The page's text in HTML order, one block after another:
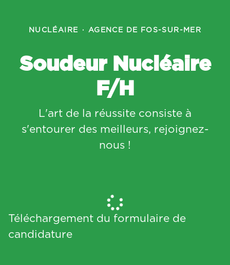
NUCLÉAIRE · AGENCE DE FOS-SUR-MER
Soudeur Nucléaire
F/H
L'art de la réussite consiste à
s'entourer des meilleurs, rejoignez-
nous !
Téléchargement du formulaire de
candidature